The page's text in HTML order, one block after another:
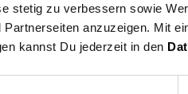
stetig zu verbessern sowie
anzuzeigen. Mit
kannst Du jederzeit in den